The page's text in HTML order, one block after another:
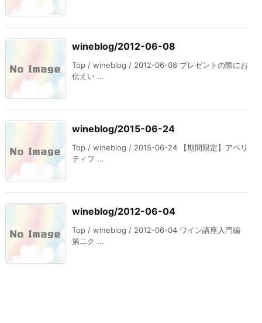
wineblog/2012-06-08
Top / wineblog / 2012-06-08 プレゼントの際にお
伝えい ...
wineblog/2015-06-24
Top / wineblog / 2015-06-24 【期間限定】アペリ
ティフ ...
wineblog/2012-06-04
Top / wineblog / 2012-06-04 ワイン講座入門編
第二ク ...